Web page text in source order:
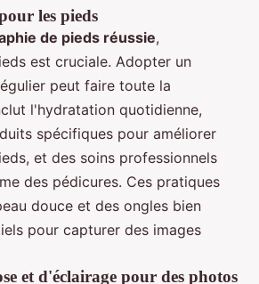
les pieds
de pieds réussie,
est cruciale. Adopter un
peut faire toute la
l'hydratation quotidienne,
spécifiques pour améliorer
et des soins professionnels
des pédicures. Ces pratiques
douce et des ongles bien
pour capturer des images
et d'éclairage pour des photos